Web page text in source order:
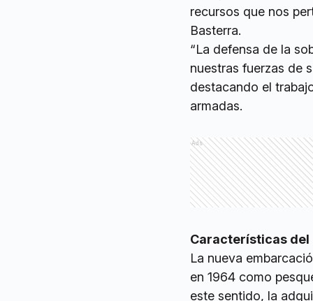
recursos que nos
Basterra.
“La defensa de la
nuestras fuerzas de
destacando el
armadas.
Ads
Características del
La nueva
en 1964 como
este sentido, la